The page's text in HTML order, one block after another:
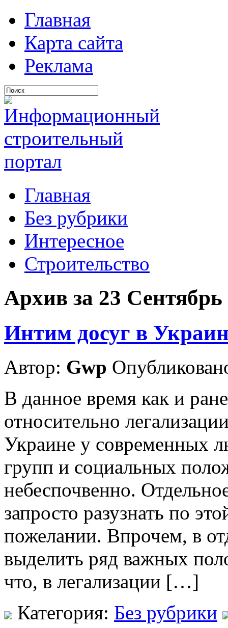
Главная
Карта сайта
Реклама
Главная
Без рубрики
Интересное
Строительство
Архив за 23 Сентябрь
Интим досуг в
Автор: Gwp
В данное время как и
относительно
Украине у современных
групп и социальных
небеспочвенно.
запросто разузнать по
пожелании. Впрочем, в
выделить ряд важных
что, в легализации […]
Категория: Без рубрики